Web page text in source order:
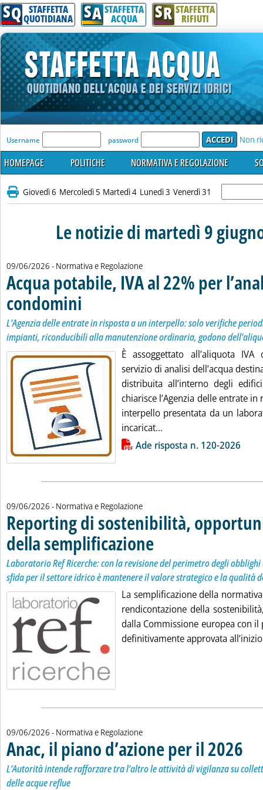
SQ STAFFETTA
QUOTIDIANA SA STAFFETTA
ACQUA SR STAFFETTA
RIFIUTI
'Modulo Login per accedere'
Username password Non
HOMEPAGE POLITICHE NORMATIVA E REGOLAZIONE
Giovedì 6 Mercoledì 5 Martedì 4 Lunedì 3 Venerdì 31
Le notizie di martedì 9
09/06/2026 - Normativa e Regolazione
Acqua potabile, IVA al 22% per
condomini . Sottotitolo: L’Agenzia delle entrate in risposta a un
. Pubblicata martedì 09 giugno 2026 alle 18.59.
L’Agenzia delle entrate in risposta a un interpello: solo verifiche
impianti, riconducibili alla manutenzione ordinaria, godono
È assoggettato all’aliquota
servizio di analisi dell’acqua
distribuita all’interno degli
chiarisce l’Agenzia delle entrate in
interpello presentata da un
incaricat...
Lista allegati PDF alla notiziaAde risposta n. 120-2026
09/06/2026 - Normativa e Regolazione
Reporting di sostenibilità,
della semplificazione . Sottotitolo: Laboratorio Ref
. Pubblicata martedì 09 giugno 2026
Laboratorio Ref Ricerche: con la revisione del perimetro degli obblighi
sfida per il settore idrico è mantenere il valore strategico e la qualità
La semplificazione della
rendicontazione della
dalla Commissione europea con
definitivamente approvata
09/06/2026 - Normativa e Regolazione
Anac, il piano d’azione per il 2026
L’Autorità intende rafforzare tra l’altro le attività di vigilanza su
delle acque reflue